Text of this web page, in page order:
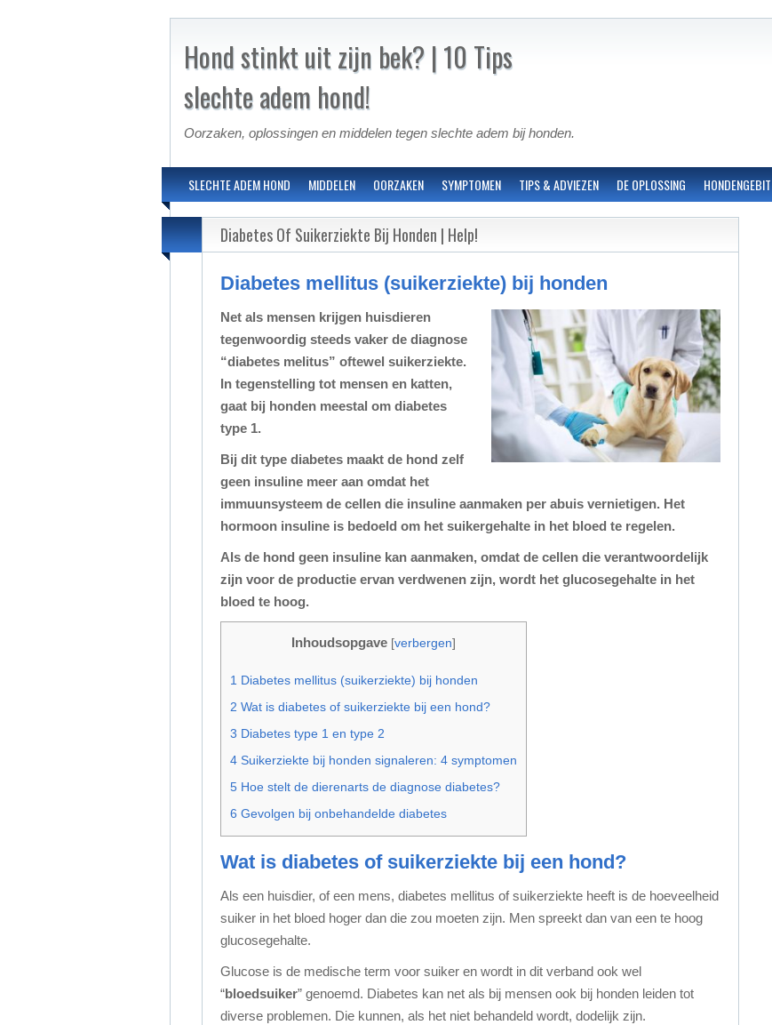
Hond stinkt uit zijn bek? | 10 Tips
slechte adem hond!
Oorzaken, oplossingen en middelen tegen slechte adem bij honden.
SLECHTE ADEM HOND MIDDELEN OORZAKEN SYMPTOMEN TIPS & ADVIEZEN DE OPLOSSING HONDENGEBIT
Diabetes Of Suikerziekte Bij Honden | Help!
Diabetes mellitus (suikerziekte) bij honden
Net als mensen krijgen huisdieren
tegenwoordig steeds vaker de diagnose
“diabetes melitus” oftewel suikerziekte.
In tegenstelling tot mensen en katten,
gaat bij honden meestal om diabetes
type 1.
Bij dit type diabetes maakt de hond zelf
geen insuline meer aan omdat het
immuunsysteem de cellen die insuline aanmaken per abuis vernietigen. Het
hormoon insuline is bedoeld om het suikergehalte in het bloed te regelen.
Als de hond geen insuline kan aanmaken, omdat de cellen die verantwoordelijk
zijn voor de productie ervan verdwenen zijn, wordt het glucosegehalte in het
bloed te hoog.
Inhoudsopgave [verbergen]
1 Diabetes mellitus (suikerziekte) bij honden
2 Wat is diabetes of suikerziekte bij een hond?
3 Diabetes type 1 en type 2
4 Suikerziekte bij honden signaleren: 4 symptomen
5 Hoe stelt de dierenarts de diagnose diabetes?
6 Gevolgen bij onbehandelde diabetes
Wat is diabetes of suikerziekte bij een hond?
Als een huisdier, of een mens, diabetes mellitus of suikerziekte heeft is de hoeveelheid
suiker in het bloed hoger dan die zou moeten zijn. Men spreekt dan van een te hoog
glucosegehalte.
Glucose is de medische term voor suiker en wordt in dit verband ook wel
“bloedsuiker” genoemd. Diabetes kan net als bij mensen ook bij honden leiden tot
diverse problemen. Die kunnen, als het niet behandeld wordt, dodelijk zijn.